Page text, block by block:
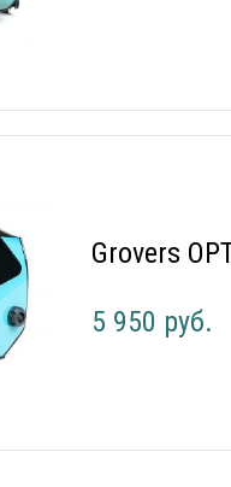
Grovers
5 950 руб.